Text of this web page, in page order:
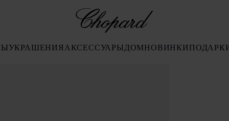
УКРАШЕНИЯАКСЕССУАРЫДОМНОВИНКИ